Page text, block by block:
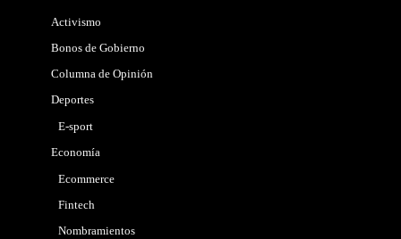
Activismo
Bonos de Gobierno
Columna de Opinión
Deportes
E-sport
Economía
Ecommerce
Fintech
Nombramientos